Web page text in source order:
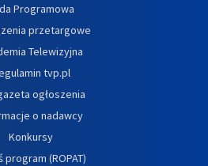
Programowa
przetargowe
Telewizyjna
tvp.pl
ogłoszenia
o nadawcy
Konkursy
program (ROPAT)